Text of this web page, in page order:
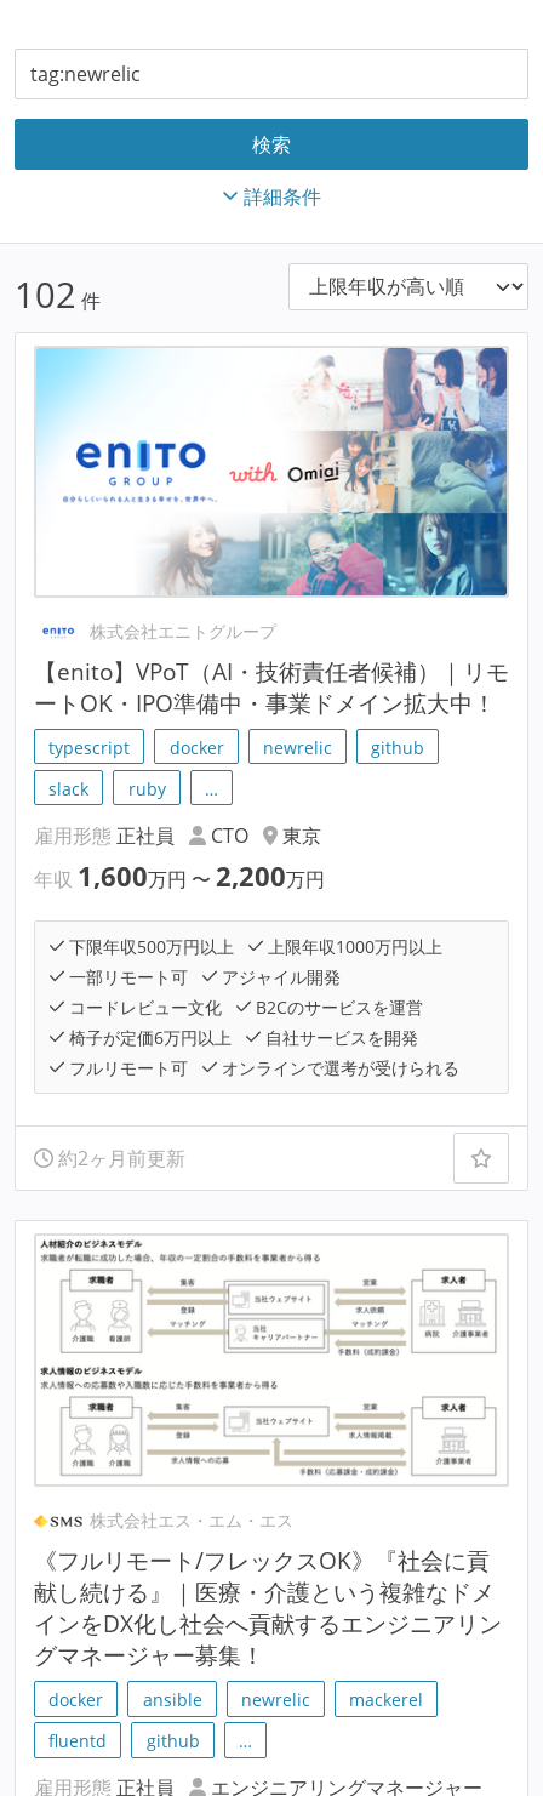
詳細条件
102 件
株式会社エニトグループ
【enito】VPoT（AI・技術責任者候補）｜リモ
ートOK・IPO準備中・事業ドメイン拡大中！
typescript docker newrelic
github
slack
ruby …
雇用形態 正社員 CTO
東京
年収 1,600万円 〜 2,200万円
下限年収500万円以上
上限年収1000万円以上
一部リモート可
アジャイル開発
コードレビュー文化
B2Cのサービスを運営
椅子が定価6万円以上
自社サービスを開発
フルリモート可
オンラインで選考が受けられる
約2ヶ月前更新
株式会社エス・エム・エス
《フルリモート/フレックスOK》『社会に貢
献し続ける』｜医療・介護という複雑なドメ
インをDX化し社会へ貢献するエンジニアリン
グマネージャー募集！
docker ansible newrelic
mackerel
fluentd
github …
雇用形態 正社員
エンジニアリングマネージャー